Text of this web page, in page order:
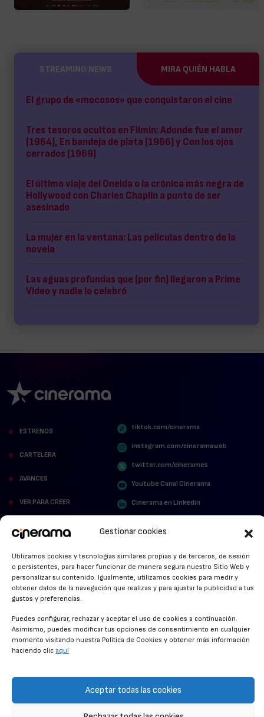
Gestionar cookies
Utilizamos cookies y tecnologías similares propias y de terceros, de sesión
o persistentes, para hacer funcionar de manera segura nuestro Sitio Web y
personalizar su contenido. Igualmente, utilizamos cookies para medir y
obtener datos de la navegación que realizas y para ajustar la publicidad a tus
gustos y preferencias.
Puedes configurar, rechazar y aceptar el uso de cookies a continuación.
Asimismo, puedes modificar tus opciones de consentimiento en cualquier
momento visitando nuestra Política de Cookies y obtener más información
haciendo clic aquí
Aceptar todas las cookies
STREAMING NEWS MIRA QUIÉN HABLA
El grupo de «mocosos» que conquistaron el cine
Tres tesoros ocultos en Filmin: Adonde fue el amor
(1964), En bandeja de plata (1966) y Con los ojos
cerrados (1969)
El último viaje del Oneida o la crónica más negra de
Hollywood con Charles Chaplin a punto de ser
asesinado
La mujer en la ventana: Las películas dentro de la
novela
Las aguas profundas que (por fin) llegaron a Prime
Video y nadie lo celebró
ESTRENOS
CARTELERA
AVANCES
VER PARA CREER
ANUNCIOS DE CINE
tiktok.com/cinerama
instagram.com/cineramaweb
twitter.com/cinerames
Youtube Canal Cinerama
Cinerama en Linkedin
POLÍTICA DE PRIVACIDAD
CONTACTO